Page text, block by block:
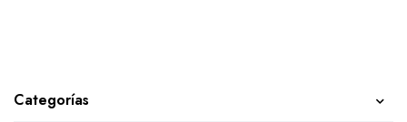
Categorías